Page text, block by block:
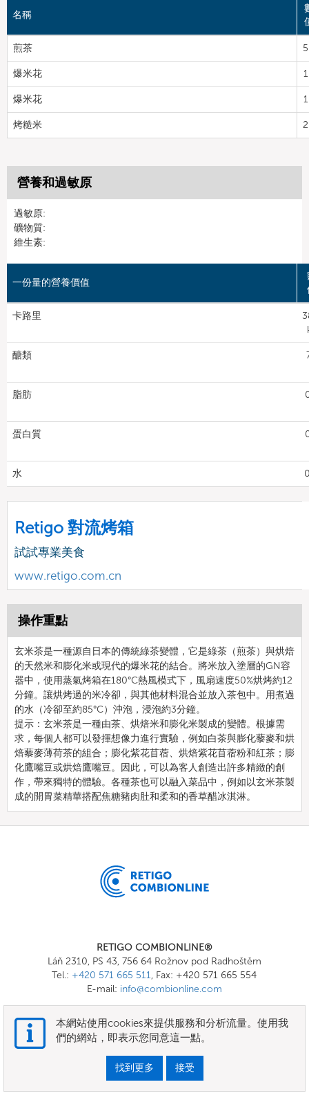
名稱
煎茶
爆米花
爆米花
烤糙米
營養和過敏原
過敏原:
礦物質:
維生素:
一份量的營養價值
卡路里
醣類
脂肪
蛋白質
水
Retigo 對流烤箱
試試專業美食
www.retigo.com.cn
操作重點
玄米茶是一種源自日本的傳統綠茶變體，它是綠茶（煎茶）與烘焙
的天然米和膨化米或現代的爆米花的結合。將米放入塗層的GN容
器中，使用蒸氣烤箱在180°C熱風模式下，風扇速度50%烘烤約12
分鐘。讓烘烤過的米冷卻，與其他材料混合並放入茶包中。用煮過
的水（冷卻至約85°C）沖泡，浸泡約3分鐘。
提示：玄米茶是一種由茶、烘焙米和膨化米製成的變體。根據需
求，每個人都可以發揮想像力進行實驗，例如白茶與膨化藜麥和烘
焙藜麥薄荷茶的組合；膨化紫花苜蓿、烘焙紫花苜蓿粉和紅茶；膨
化鷹嘴豆或烘焙鷹嘴豆。因此，可以為客人創造出許多精緻的創
作，帶來獨特的體驗。各種茶也可以融入菜品中，例如以玄米茶製
成的開胃菜精華搭配焦糖豬肉肚和柔和的香草醋冰淇淋。
RETIGO COMBIONLINE®
Láň 2310, PS 43, 756 64 Rožnov pod Radhoštěm
Tel.: +420 571 665 511, Fax: +420 571 665 554
E-mail: info@combionline.com
OnlineMenu
條款和條件
本網站使用cookies來提供服務和分析流量。使用我
們的網站，即表示您同意這一點。
找到更多 接受